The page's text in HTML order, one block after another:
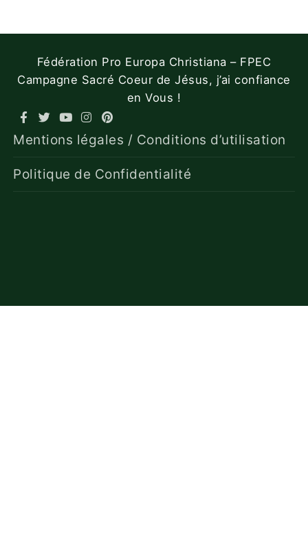
Fédération Pro Europa Christiana – FPEC
Campagne Sacré Coeur de Jésus, j’ai confiance
en Vous !
Mentions légales / Conditions d’utilisation
Politique de Confidentialité